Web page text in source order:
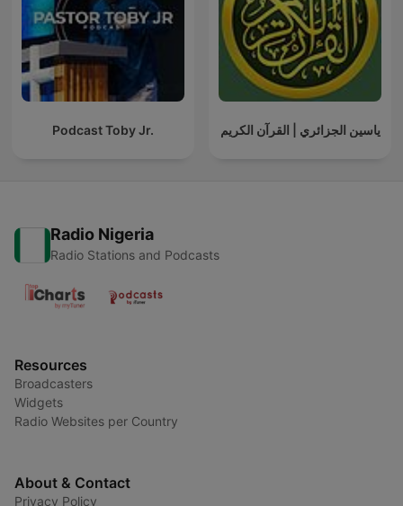
Podcast Toby Jr. ياسين الجزائري | القرآن الكريم
Radio Nigeria
Radio Stations and Podcasts
Resources
Broadcasters
Widgets
Radio Websites per Country
About & Contact
Privacy Policy